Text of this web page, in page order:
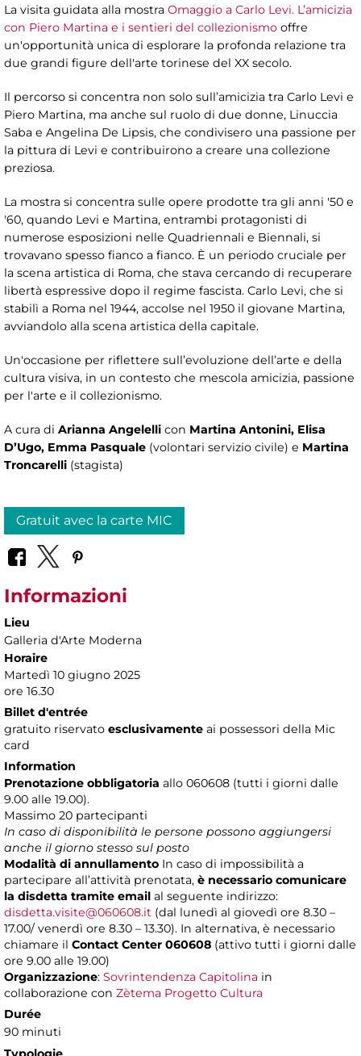
La visita guidata alla mostra Omaggio a Carlo Levi. L’amicizia
con Piero Martina e i sentieri del collezionismo offre
un'opportunità unica di esplorare la profonda relazione tra
due grandi figure dell'arte torinese del XX secolo.
Il percorso si concentra non solo sull’amicizia tra Carlo Levi e
Piero Martina, ma anche sul ruolo di due donne, Linuccia
Saba e Angelina De Lipsis, che condivisero una passione per
la pittura di Levi e contribuirono a creare una collezione
preziosa.
La mostra si concentra sulle opere prodotte tra gli anni '50 e
'60, quando Levi e Martina, entrambi protagonisti di
numerose esposizioni nelle Quadriennali e Biennali, si
trovavano spesso fianco a fianco. È un periodo cruciale per
la scena artistica di Roma, che stava cercando di recuperare
libertà espressive dopo il regime fascista. Carlo Levi, che si
stabilì a Roma nel 1944, accolse nel 1950 il giovane Martina,
avviandolo alla scena artistica della capitale.
Un'occasione per riflettere sull’evoluzione dell’arte e della
cultura visiva, in un contesto che mescola amicizia, passione
per l'arte e il collezionismo.
A cura di Arianna Angelelli con Martina Antonini, Elisa
D’Ugo, Emma Pasquale (volontari servizio civile) e Martina
Troncarelli (stagista)
Gratuit avec la carte MIC
Informazioni
Lieu
Galleria d'Arte Moderna
Horaire
Martedì 10 giugno 2025
ore 16.30
Billet d'entrée
gratuito riservato esclusivamente ai possessori della Mic
card
Information
Prenotazione obbligatoria allo 060608 (tutti i giorni dalle
9.00 alle 19.00).
Massimo 20 partecipanti
In caso di disponibilità le persone possono aggiungersi
anche il giorno stesso sul posto
Modalità di annullamento In caso di impossibilità a
partecipare all’attività prenotata, è necessario comunicare
la disdetta tramite email al seguente indirizzo:
disdetta.visite@060608.it (dal lunedì al giovedì ore 8.30 –
17.00/ venerdì ore 8.30 – 13.30). In alternativa, è necessario
chiamare il Contact Center 060608 (attivo tutti i giorni dalle
ore 9.00 alle 19.00)
Organizzazione: Sovrintendenza Capitolina in
collaborazione con Zètema Progetto Cultura
Durée
90 minuti